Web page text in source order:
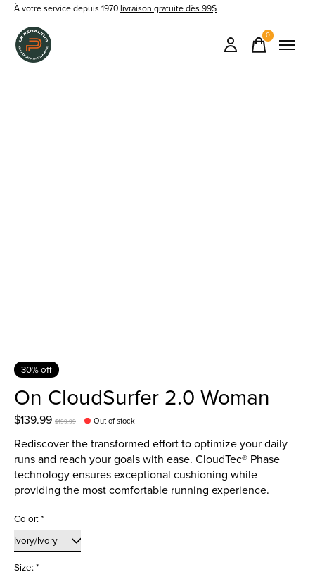
À votre service depuis 1970 livraison gratuite dès 99$
0items
30% off
On CloudSurfer 2.0 Woman
$139.99 $199.99 Out of stock
Rediscover the transformed effort to optimize your daily
runs and reach your goals with ease. CloudTec® Phase
technology ensures exceptional cushioning while
providing the most comfortable running experience.
Color:*
Size:*